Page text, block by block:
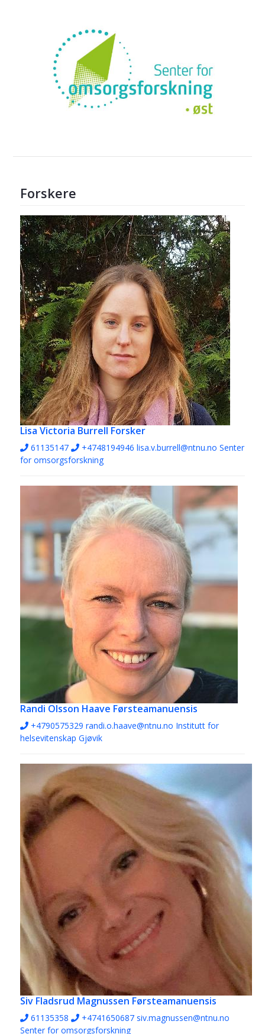
Forskere
Lisa Victoria Burrell Forsker
61135147 +4748194946 lisa.v.burrell@ntnu.no Senter
for omsorgsforskning
Randi Olsson Haave Førsteamanuensis
+4790575329 randi.o.haave@ntnu.no Institutt for
helsevitenskap Gjøvik
Siv Fladsrud Magnussen Førsteamanuensis
61135358 +4741650687 siv.magnussen@ntnu.no
Senter for omsorgsforskning